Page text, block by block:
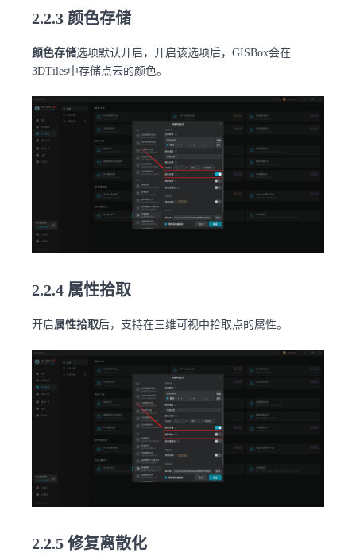
2.2.3 颜色存储
颜色存储选项默认开启，开启该选项后，GISBox会在
3DTiles中存储点云的颜色。
2.2.4 属性拾取
开启属性拾取后，支持在三维可视中拾取点的属性。
2.2.5 修复离散化